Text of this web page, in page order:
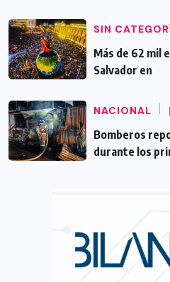
SIN
Más de 62 mil
Salvador en
NACIONAL
Bomberos
durante los